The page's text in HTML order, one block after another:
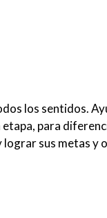
los sentidos.
para
lograr sus metas y